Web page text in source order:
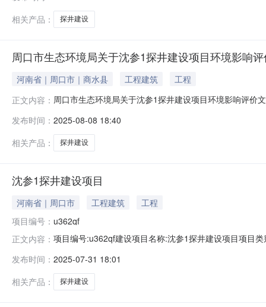
名称：陕西优
相关产品：
探井建设
周口市生态环境局关于沈参1探井建设项目环境影响
河南省｜周口市｜商水县 工程建筑
工程
正文内容： 周口市生态环境局关于沈参1探井建设项目环境影响评价
响评价文件作出拟审批意见。为保证拟审批意见的严肃
行政审批服务科。电话（传真）：039
发布时间： 2025-08-08 18:40
相关产品：
探井建设
沈参1探井建设项目
河南省｜周口市 工程建筑
工程
项目编号： u362qf
正文内容： 项目编号:u362qf建设项目名称:沈参1探井建设项目项目
914113008699547404建设单位法定代表人：蔡汉文建
限公司编制单位社会
发布时间： 2025-07-31 18:01
相关产品：
探井建设